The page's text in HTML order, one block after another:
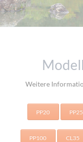
Weitere
PP20 PP25
PP100 CL35